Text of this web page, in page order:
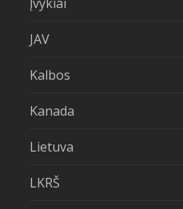
JAV
Kalbos
Kanada
Lietuva
LKRŠ